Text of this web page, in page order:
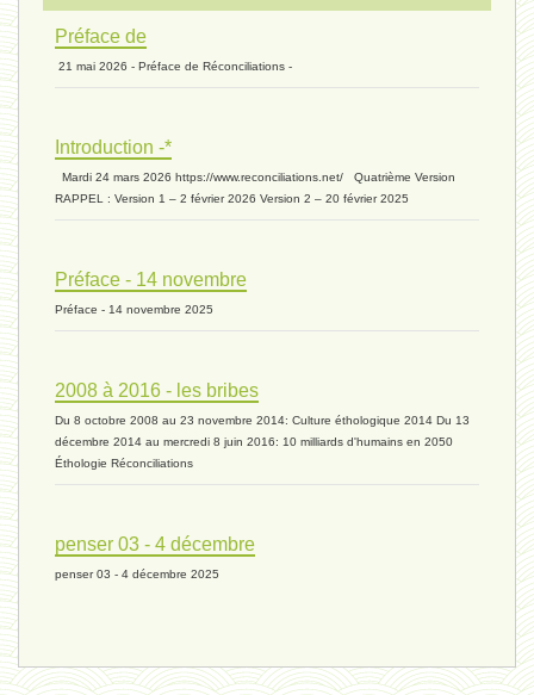
extinction 07 - 18 mai 2024
biomasse - 10 mai 2024*
univers 11 - 28 mars 2024*
Préface de
21 mai 2026 - Préface de Réconciliations -
Introduction -*
Mardi 24 mars 2026 https://www.reconciliations.net/ Quatrième Version
RAPPEL : Version 1 – 2 février 2026 Version 2 – 20 février 2025
Préface - 14 novembre
Préface - 14 novembre 2025
2008 à 2016 - les bribes
Du 8 octobre 2008 au 23 novembre 2014: Culture éthologique 2014 Du 13
décembre 2014 au mercredi 8 juin 2016: 10 milliards d'humains en 2050
Éthologie Réconciliations
penser 03 - 4 décembre
penser 03 - 4 décembre 2025